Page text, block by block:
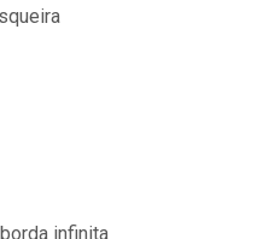
infinita